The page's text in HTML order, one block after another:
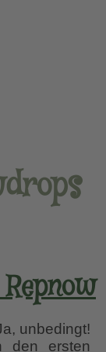
unbedingt!
den ersten